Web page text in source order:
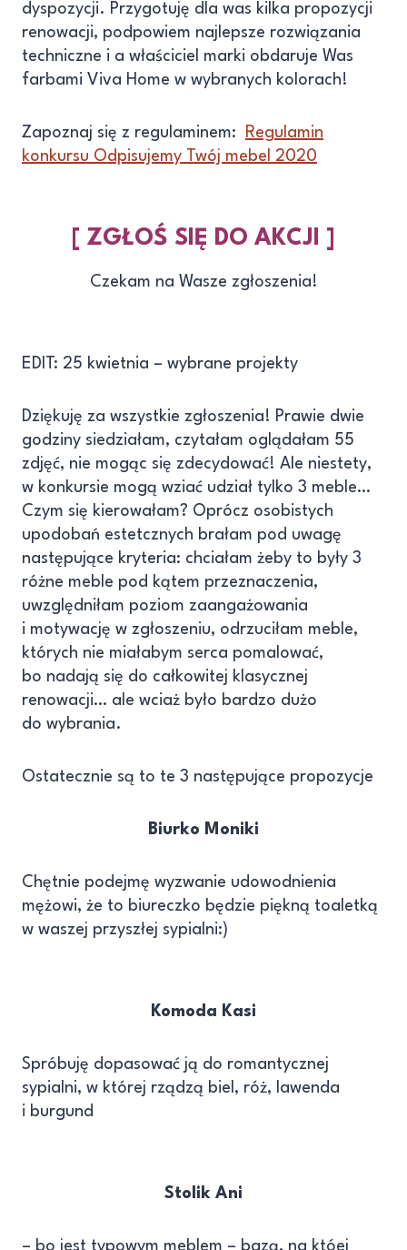
dyspozycji. Przygotuję dla was kilka propozycji
renowacji, podpowiem najlepsze rozwiązania
techniczne i a właściciel marki obdaruje Was
farbami Viva Home w wybranych kolorach!
Zapoznaj się z regulaminem:
Regulamin
konkursu Odpisujemy Twój mebel 2020
[ ZGŁOŚ SIĘ DO AKCJI ]
Czekam na Wasze zgłoszenia!
EDIT: 25 kwietnia – wybrane projekty
Dziękuję za wszystkie zgłoszenia! Prawie dwie
godziny siedziałam, czytałam oglądałam 55
zdjęć, nie mogąc się zdecydować! Ale niestety,
w konkursie mogą wziać udział tylko 3 meble…
Czym się kierowałam? Oprócz osobistych
upodobań estetcznych brałam pod uwagę
następujące kryteria: chciałam żeby to były 3
różne meble pod kątem przeznaczenia,
uwzględniłam poziom zaangażowania
i motywację w zgłoszeniu, odrzuciłam meble,
których nie miałabym serca pomalować,
bo nadają się do całkowitej klasycznej
renowacji… ale wciaż było bardzo dużo
do wybrania.
Ostatecznie są to te 3 następujące propozycje
Biurko Moniki
Chętnie podejmę wyzwanie udowodnienia
mężowi, że to biureczko będzie piękną toaletką
w waszej przyszłej sypialni:)
Komoda Kasi
Spróbuję dopasować ją do romantycznej
sypialni, w której rządzą biel, róż, lawenda
i burgund
Stolik Ani
– bo jest typowym meblem – bazą, na któej